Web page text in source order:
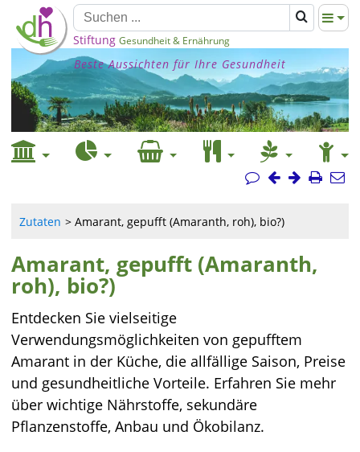
Stiftung Gesundheit & Ernährung
Beste Aussichten für Ihre Gesundheit
Zutaten Amarant, gepufft (Amaranth, roh), bio?)
Amarant, gepufft (Amaranth,
roh), bio?)
Entdecken Sie vielseitige
Verwendungsmöglichkeiten von gepufftem
Amarant in der Küche, die allfällige Saison, Preise
und gesundheitliche Vorteile. Erfahren Sie mehr
über wichtige Nährstoffe, sekundäre
Pflanzenstoffe, Anbau und Ökobilanz.